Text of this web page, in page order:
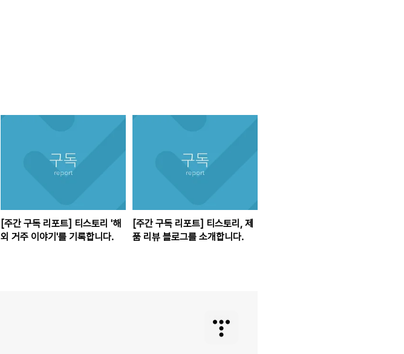
[주간 구독 리포트] 티스토리 '해
외 거주 이야기'를 기록합니다.
[주간 구독 리포트] 티스토리, 제
품 리뷰 블로그를 소개합니다.